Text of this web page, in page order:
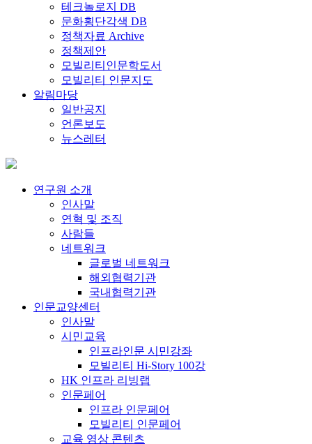
테크놀로지 DB
문화횡단각색 DB
정책자료 Archive
정책제안
모빌리티인문학도서
모빌리티 인문지도
알림마당
일반공지
언론보도
뉴스레터
연구원 소개
인사말
연혁 및 조직
사람들
네트워크
글로벌 네트워크
해외협력기관
국내협력기관
인문교양센터
인사말
시민교육
인프라인문 시민강좌
모빌리티 Hi-Story 100강
HK 인프라 리빙랩
인문페어
인프라 인문페어
모빌리티 인문페어
교육 영상 콘텐츠